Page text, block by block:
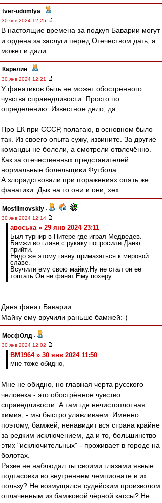
tver-udomlya -
30 янв 2024 12:25
В настоящие времена за подкуп Баварии могут
и ордена за заслуги перед Отечеством дать, а
может и дали.
Карелин -
30 янв 2024 12:21
У фанатиков быть не может обострённого
чувства справедливости. Просто по
определению. Известное дело, да..
Про ЕК при СССР, полагаю, в основном было
так. Из своего опыта сужу, извините. За другие
команды не болели, а смотрели отвлечённо.
Как за отечественных представителей
нормальные болельщики Футбола.
А злорадствовали при поражениях опять же
фанатики. Дык на то они и они, хех..
Mosfilmovskiy -
30 янв 2024 12:14
авоська » 29 янв 2024 23:11
Был турнир в Питере где играл Медведев.
Бамжи во главе с рукаку попросили Даню
прийти.
Надо же этому гавну примазаться к мировой
славе.
Всучили ему свою майку.Ну не стал он её
топтать.Он не фанат.Ему похеру.
Даня фанат Баварии.
Майку ему вручили раньше бамжей:-)
МосфОлд -
30 янв 2024 12:02
BM1964 » 30 янв 2024 11:50
мне тоже обидно,
Мне не обидно, но главная черта русского
человека - это обострённое чувство
справедливости. А там где нечистоплотная
химия, - мы быстро улавливаем. Именно
поэтому, бамжей, ненавидит вся страна крайне
за редким исключением, да и то, большинство
этих "исключительных" - проживает в городе на
болотах.
Разве не наблюдал ты своими глазами явные
подтасовки во внутреннем чемпионате в их
пользу? Не возмущался судейским произволом
оплаченным из бамжовой чёрной кассы? Не